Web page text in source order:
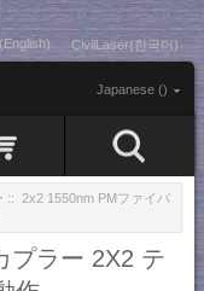
CivilLaser(한국어)
Japanese ()
:: 2x2 1550nm PMファイバ
プラー 2X2 テ